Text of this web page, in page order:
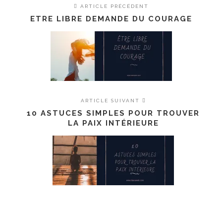
ARTICLE PRÉCÉDENT
ETRE LIBRE DEMANDE DU COURAGE
ARTICLE SUIVANT
10 ASTUCES SIMPLES POUR TROUVER
LA PAIX INTÉRIEURE